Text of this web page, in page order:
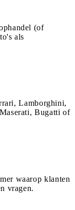
(of
als
Lamborghini,
Bugatti of
waarop klanten
vragen.